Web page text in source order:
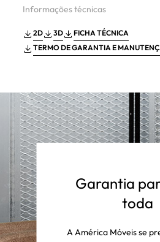
Informações técnicas
2D 3D
FICHA TÉCNICA
TERMO DE GARANTIA E
Garantia
toda
A América Móveis se